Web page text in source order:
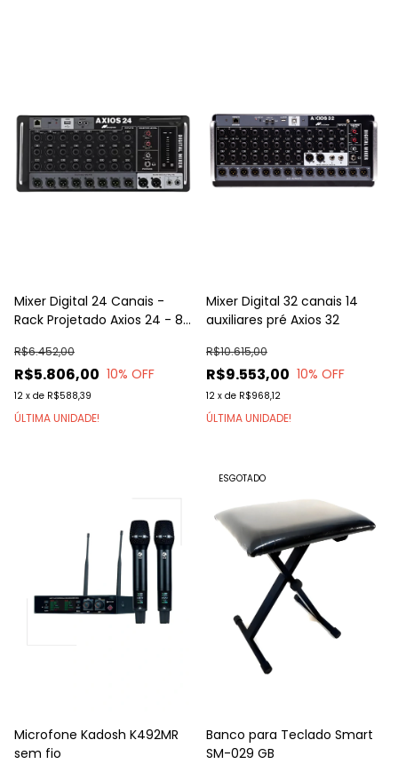
Mixer Digital 24 Canais -
Rack Projetado Axios 24 - 8
R$5.806,00
R$6.452,00
10% OFF
12 x de R$588,39
ÚLTIMA UNIDADE!
Mixer Digital 32 canais 14
auxiliares pré Axios 32
R$9.553,00
R$10.615,00
10% OFF
12 x de R$968,12
ÚLTIMA UNIDADE!
Microfone Kadosh K492MR
sem fio
ESGOTADO
Banco para Teclado Smart
SM-029 GB